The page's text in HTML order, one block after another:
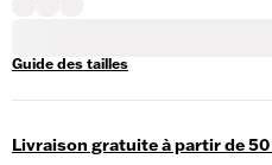
Guide des tailles
Livraison gratuite à partir de